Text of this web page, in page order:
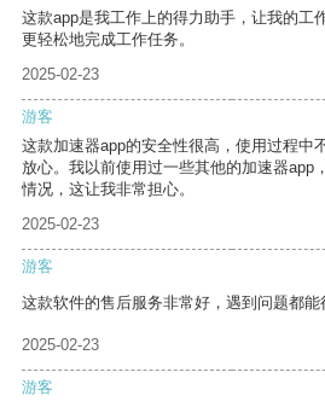
这款app是我工作上的得力助手，让我的工
更轻松地完成工作任务。
2025-02-23
游客
这款加速器app的安全性很高，使用过程中
放心。我以前使用过一些其他的加速器app
情况，这让我非常担心。
2025-02-23
游客
这款软件的售后服务非常好，遇到问题都能
2025-02-23
游客